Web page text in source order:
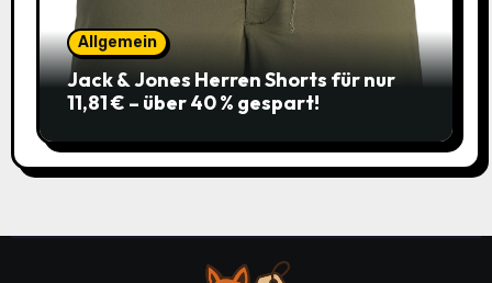
Allgemein
Jack & Jones Herren Shorts für nur
11,81 € – über 40 % gespart!